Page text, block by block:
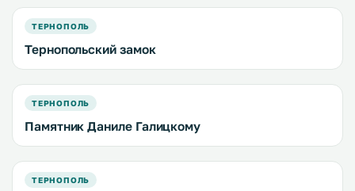
ТЕРНОПОЛЬ
Тернопольский замок
ТЕРНОПОЛЬ
Памятник Даниле Галицкому
ТЕРНОПОЛЬ